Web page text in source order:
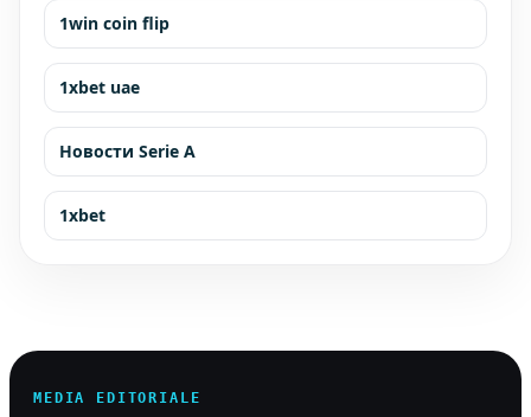
1win coin flip
1xbet uae
Новости Serie A
1xbet
MEDIA EDITORIALE